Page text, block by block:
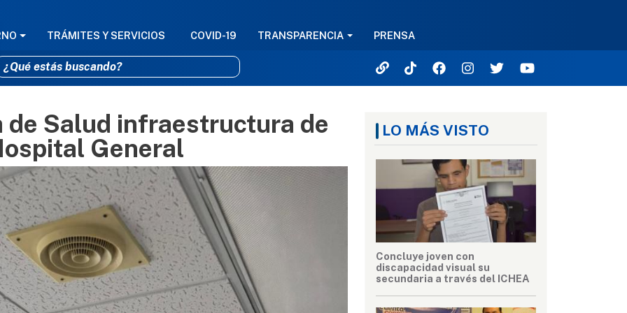
Pasar al contenido principal
PRINCIPAL
TRÁMITES Y SERVICIOS COVID-19 TRANSPARENCIA PRENSA
de Salud infraestructura de
General
LO MÁS VISTO
Concluye joven con
discapacidad visual su
secundaria a través del ICHEA